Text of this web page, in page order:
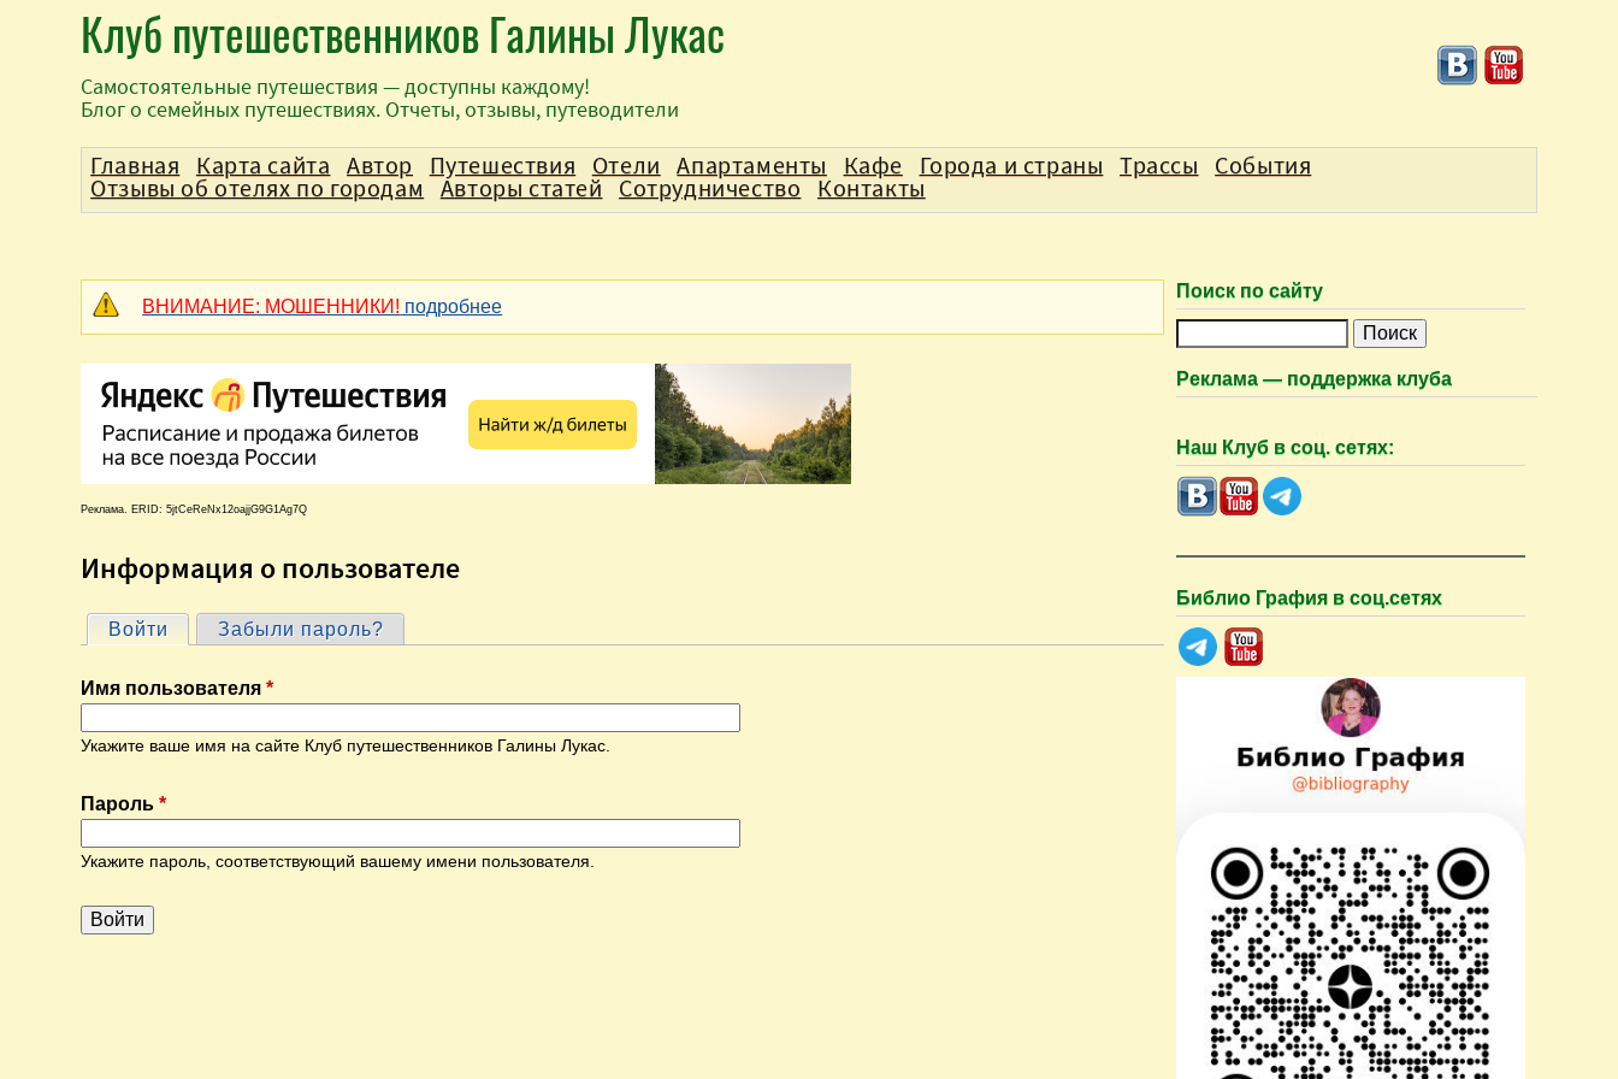
Клуб путешественников Галины Лукас
Самостоятельные путешествия — доступны каждому!
Блог о семейных путешествиях. Отчеты, отзывы, путеводители
ВНИМАНИЕ: МОШЕННИКИ! подробнее
Реклама. ERID: 5jtCeReNx12oajjG9G1Ag7Q
Информация о пользователе
Г
л
в
ы
Войти (активная вкладка)
Забыли пароль?
Имя пользователя*
Укажите ваше имя на сайте Клуб путешественников Галины Лукас.
Пароль*
Укажите пароль, соответствующий вашему имени пользователя.
Главная Карта сайта Автор Путешествия Отели Апартаменты Кафе Города и страны Трассы События
Отзывы об отелях по городам Авторы статей Сотрудничество Контакты
Поиск по сайту
и
к
Реклама — поддержка клуба
Наш Клуб в соц. сетях:
Библио Графия в соц.сетях